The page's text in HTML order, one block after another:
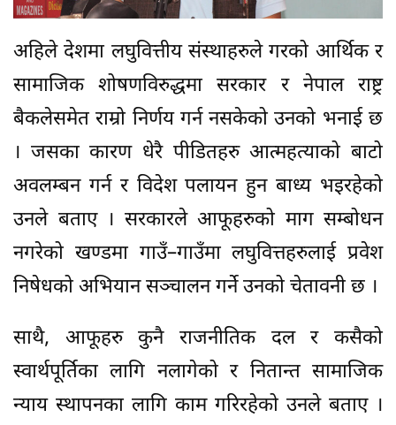
अहिले देशमा लघुवित्तीय संस्थाहरुले गरको आर्थिक र
सामाजिक शोषणविरुद्धमा सरकार र नेपाल राष्ट्र
बैकलेसमेत राम्रो निर्णय गर्न नसकेको उनको भनाई छ
। जसका कारण धेरै पीडितहरु आत्महत्याको बाटो
अवलम्बन गर्न र विदेश पलायन हुन बाध्य भइरहेको
उनले बताए । सरकारले आफूहरुको माग सम्बोधन
नगरेको खण्डमा गाउँ–गाउँमा लघुवित्तहरुलाई प्रवेश
निषेधको अभियान सञ्चालन गर्ने उनको चेतावनी छ ।
साथै, आफूहरु कुनै राजनीतिक दल र कसैको
स्वार्थपूर्तिका लागि नलागेको र नितान्त सामाजिक
न्याय स्थापनका लागि काम गरिरहेको उनले बताए ।